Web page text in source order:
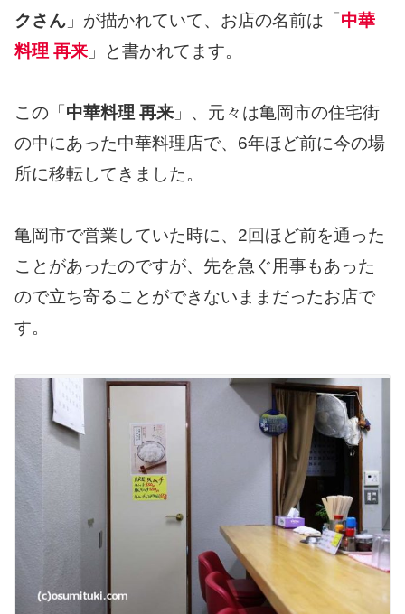
クさん 」が描かれていて、お店の名前は「 中華
料理 再来 」と書かれてます。
この「 中華料理 再来 」、元々は亀岡市の住宅街
の中にあった中華料理店で、6年ほど前に今の場
所に移転してきました。
亀岡市で営業していた時に、2回ほど前を通った
ことがあったのですが、先を急ぐ用事もあった
ので立ち寄ることができないままだったお店で
す。